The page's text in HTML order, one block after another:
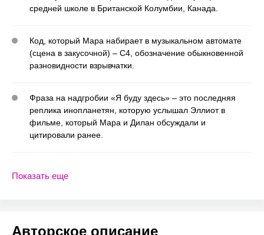
средней школе в Британской Колумбии, Канада.
Код, который Мара набирает в музыкальном автомате
(сцена в закусочной) – С4, обозначение обыкновенной
разновидности взрывчатки.
Фраза на надгробии «Я буду здесь» – это последняя
реплика инопланетян, которую услышал Эллиот в
фильме, который Мара и Дилан обсуждали и
цитировали ранее.
Показать еще
Авторское описание